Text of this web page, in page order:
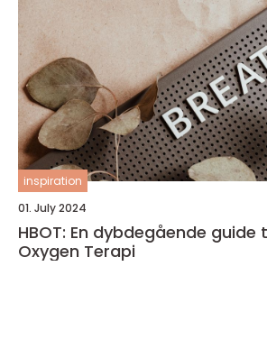
inspiration
01. July 2024
HBOT: En dybdegående guide
Oxygen Terapi